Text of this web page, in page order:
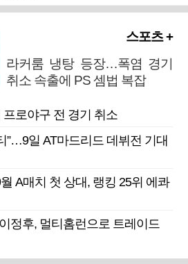
스포츠 +
라커룸 냉탕 등장…폭염 경기
취소 속출에 PS 셈법 복잡
로야구 전 경기 취소
”…9일 AT마드리드 데뷔전 기대
A매치 첫 상대, 랭킹 25위 에콰
정후, 멀티홈런으로 트레이드